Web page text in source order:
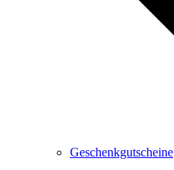
Geschenkgutscheine